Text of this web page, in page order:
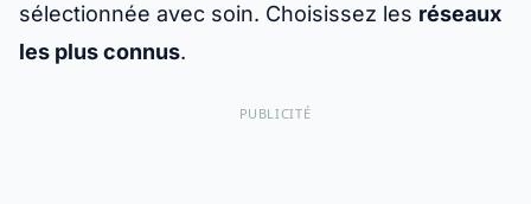
sélectionnée avec soin. Choisissez les réseaux
les plus connus.
PUBLICITÉ